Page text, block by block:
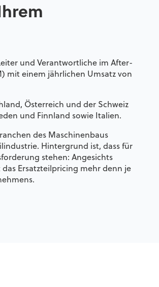
und Verantwortliche im After-
mit einem jährlichen Umsatz von
Österreich und der Schweiz
und Finnland sowie Italien.
des Maschinenbaus
Hintergrund ist, dass für
stehen: Angesichts
Ersatzteilpricing mehr denn je